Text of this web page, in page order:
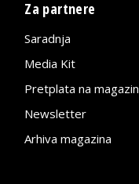
Za partnere
Saradnja
Media Kit
Pretplata na magazin
Newsletter
Arhiva magazina